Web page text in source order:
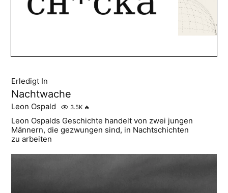
Erledigt In
Nachtwache
Leon Ospald 3.5K 🔥
Leon Ospalds Geschichte handelt von zwei jungen
Männern, die gezwungen sind, in Nachtschichten
zu arbeiten